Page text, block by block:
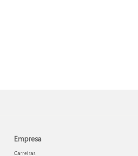
Empresa
Carreiras